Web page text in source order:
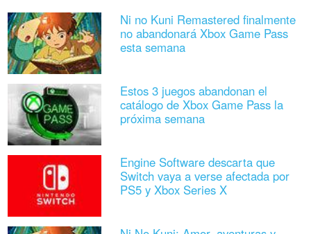
Ni no Kuni Remastered finalmente
no abandonará Xbox Game Pass
esta semana
Estos 3 juegos abandonan el
catálogo de Xbox Game Pass la
próxima semana
Engine Software descarta que
Switch vaya a verse afectada por
PS5 y Xbox Series X